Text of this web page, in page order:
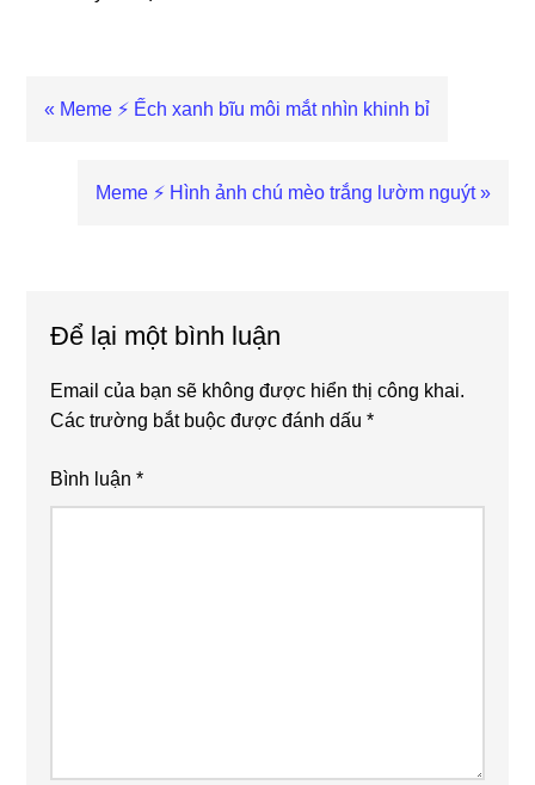
Previous
« Meme ⚡ Ếch xanh bĩu môi mắt nhìn khinh bỉ
Next
Meme ⚡ Hình ảnh chú mèo trắng lườm nguýt »
Để lại một bình luận
Email của bạn sẽ không được hiển thị công khai.
Các trường bắt buộc được đánh dấu*
Bình luận*